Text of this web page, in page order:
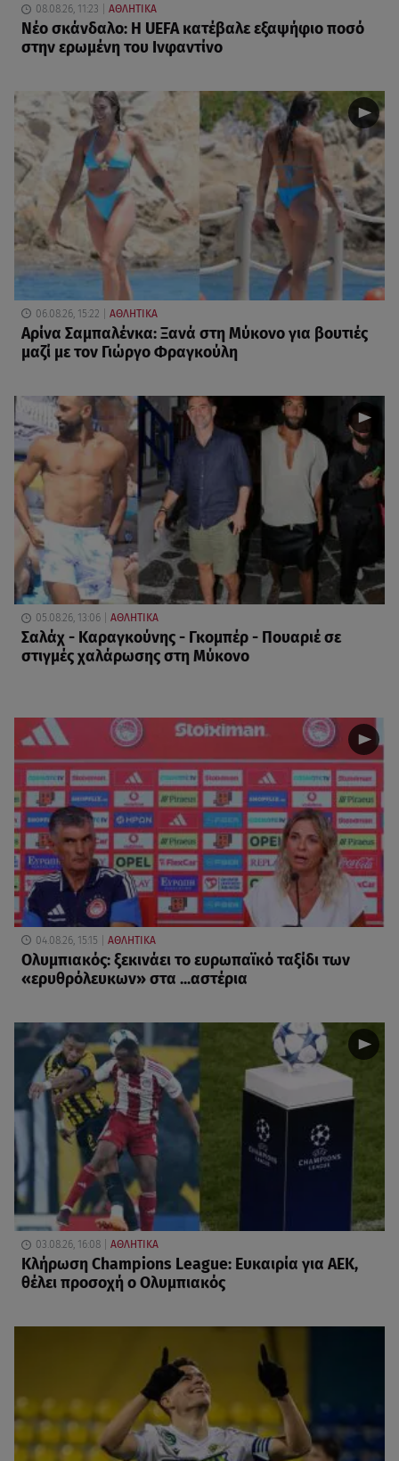
08.08.26, 11:23 ΑΘΛΗΤΙΚΑ
Νέο σκάνδαλο: Η UEFA κατέβαλε εξαψήφιο ποσό
στην ερωμένη του Ινφαντίνο
06.08.26, 15:22 ΑΘΛΗΤΙΚΑ
Αρίνα Σαμπαλένκα: Ξανά στη Μύκονο για βουτιές
μαζί με τον Γιώργο Φραγκούλη
05.08.26, 13:06 ΑΘΛΗΤΙΚΑ
Σαλάχ - Καραγκούνης - Γκομπέρ - Πουαριέ σε
στιγμές χαλάρωσης στη Μύκονο
04.08.26, 15:15 ΑΘΛΗΤΙΚΑ
Ολυμπιακός: ξεκινάει το ευρωπαϊκό ταξίδι των
«ερυθρόλευκων» στα ...αστέρια
03.08.26, 16:08 ΑΘΛΗΤΙΚΑ
Κλήρωση Champions League: Ευκαιρία για ΑΕΚ,
θέλει προσοχή ο Ολυμπιακός